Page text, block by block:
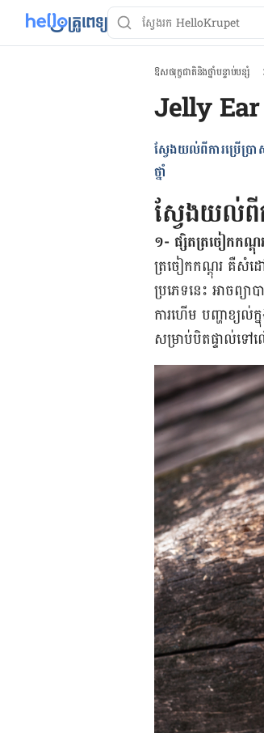
ឱសថរុក្ខជាតិនិងថ្នាំបន្ទាប់បន្សំ
Jelly Ear
ស្វែងយល់ពីការប្រើប្រ
ថ្នាំ
ស្វែងយល់ពី
១- ផ្សិត​ត្រចៀក​កណ្ដុ
ត្រចៀក​កណ្ដុរ គឺ​សំដៅ​ល
ប្រភេទ​នេះ អាច​ព្យ
ការ​ហើម ​បញ្ហា​ខ្យល់​
សម្រាប់​បិត​ផ្ទាល់​ទៅ​